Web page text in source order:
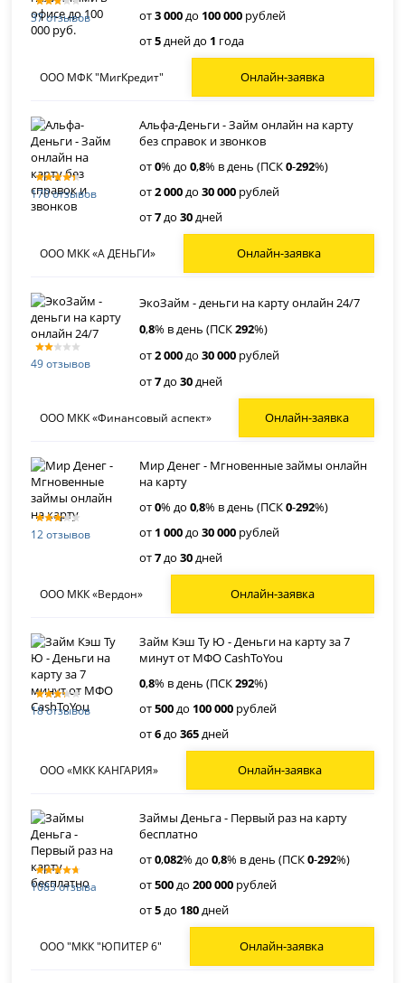
37 отзывов
от3 000до 100 000 рублей
от5дней до 1 года
ООО МФК "МигКредит" Онлайн-заявка
170 отзывов
Альфа-Деньги - Займ онлайн на карту
без справок и звонков
от0% до0,8% в день (ПСК0-292%)
от2 000до30 000 рублей
от7до30дней
ООО МКК «А ДЕНЬГИ» Онлайн-заявка
49 отзывов
ЭкоЗайм - деньги на карту онлайн 24/7
0,8% в день (ПСК292%)
от2 000до30 000 рублей
от7до30дней
ООО МКК «Финансовый аспект» Онлайн-заявка
12 отзывов
Мир Денег - Мгновенные займы онлайн
на карту
от0% до0,8% в день (ПСК0-292%)
от 1 000до30 000 рублей
от7до30дней
ООО МКК «Вердон» Онлайн-заявка
18 отзывов
Займ Кэш Ту Ю - Деньги на карту за 7
минут от МФО CashToYou
0,8% в день (ПСК292%)
от500до 100 000 рублей
от6до365дней
ООО «МКК КАНГАРИЯ» Онлайн-заявка
1083 отзыва
Займы Деньга - Первый раз на карту
бесплатно
от0,082% до0,8% в день (ПСК0-292%)
от500до200 000 рублей
от5до 180дней
ООО "МКК "ЮПИТЕР 6" Онлайн-заявка